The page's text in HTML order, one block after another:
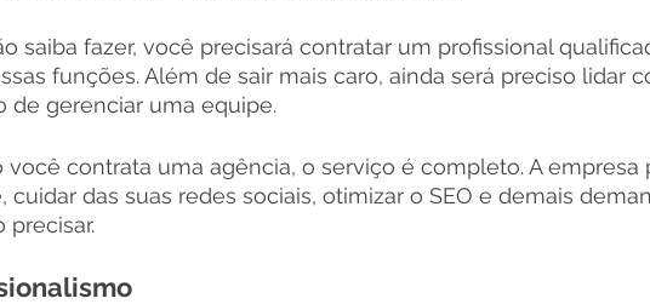
saiba fazer, você precisará contratar um profissional
funções. Além de sair mais caro, ainda será preciso lidar
de gerenciar uma equipe.
você contrata uma agência, o serviço é completo. A empresa
cuidar das suas redes sociais, otimizar o SEO e demais
precisar.